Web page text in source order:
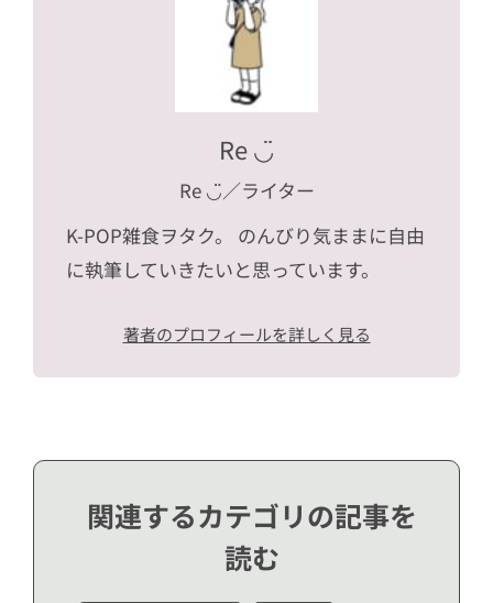
Re ◡̈
Re ◡̈／ライター
K-POP雑食ヲタク。 のんびり気ままに自由
に執筆していきたいと思っています。
著者のプロフィールを詳しく見る
関連するカテゴリの記事を
読む